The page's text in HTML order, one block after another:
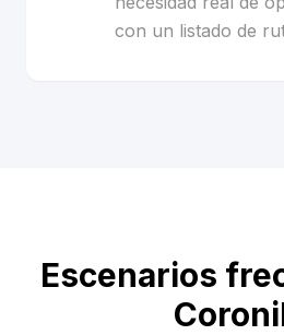
con un listado de
Escenarios